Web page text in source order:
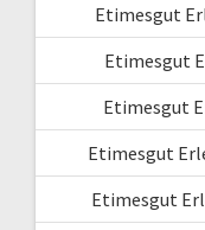
Etimesgut
Etimesgut
Etimesgut
Etimesgut
Etimesgut